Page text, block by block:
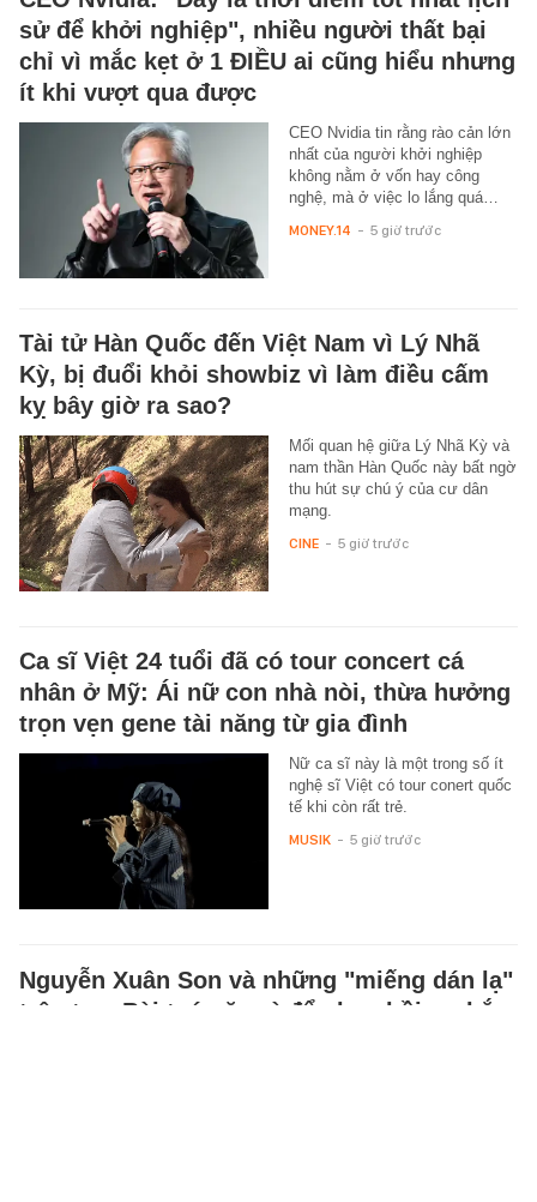
sử để khởi nghiệp", nhiều người thất bại
chỉ vì mắc kẹt ở 1 ĐIỀU ai cũng hiểu nhưng
ít khi vượt qua được
CEO Nvidia tin rằng rào cản lớn
nhất của người khởi nghiệp
không nằm ở vốn hay công
nghệ, mà ở việc lo lắng quá…
MONEY.14 - 5 giờ trước
Tài tử Hàn Quốc đến Việt Nam vì Lý Nhã
Kỳ, bị đuổi khỏi showbiz vì làm điều cấm
kỵ bây giờ ra sao?
Mối quan hệ giữa Lý Nhã Kỳ và
nam thần Hàn Quốc này bất ngờ
thu hút sự chú ý của cư dân
mạng.
CINE - 5 giờ trước
Ca sĩ Việt 24 tuổi đã có tour concert cá
nhân ở Mỹ: Ái nữ con nhà nòi, thừa hưởng
trọn vẹn gene tài năng từ gia đình
Nữ ca sĩ này là một trong số ít
nghệ sĩ Việt có tour conert quốc
tế khi còn rất trẻ.
MUSIK - 5 giờ trước
Nguyễn Xuân Son và những "miếng dán lạ"
trên tay: Bài toán ăn gì để phục hồi cơ bắp,